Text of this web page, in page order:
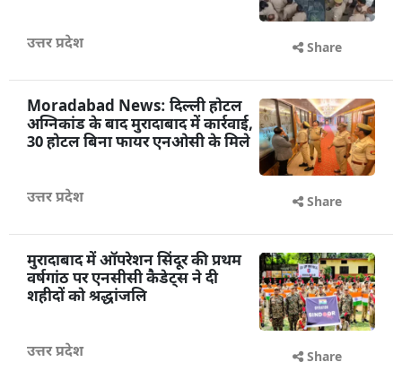
उत्तर प्रदेश Share
Moradabad News: दिल्ली होटल
अग्निकांड के बाद मुरादाबाद में कार्रवाई,
30 होटल बिना फायर एनओसी के मिले
उत्तर प्रदेश Share
मुरादाबाद में ऑपरेशन सिंदूर की प्रथम
वर्षगांठ पर एनसीसी कैडेट्स ने दी
शहीदों को श्रद्धांजलि
उत्तर प्रदेश Share